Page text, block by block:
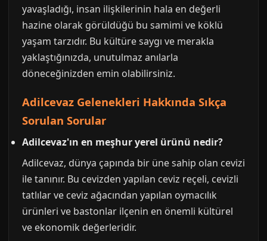
yavaşladığı, insan ilişkilerinin hala en değerli
hazine olarak görüldüğü bu samimi ve köklü
yaşam tarzıdır. Bu kültüre saygı ve merakla
yaklaştığınızda, unutulmaz anılarla
döneceğinizden emin olabilirsiniz.
Adilcevaz Gelenekleri Hakkında Sıkça
Sorulan Sorular
Adilcevaz'ın en meşhur yerel ürünü nedir?
Adilcevaz, dünya çapında bir üne sahip olan cevizi
ile tanınır. Bu cevizden yapılan ceviz reçeli, cevizli
tatlılar ve ceviz ağacından yapılan oymacılık
ürünleri ve bastonlar ilçenin en önemli kültürel
ve ekonomik değerleridir.